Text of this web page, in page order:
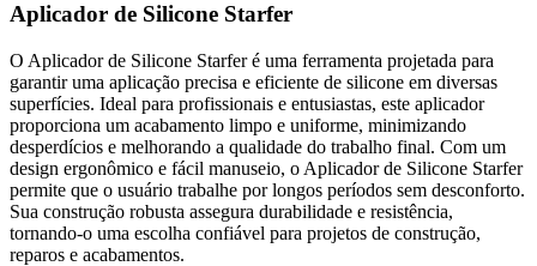
Aplicador de Silicone Starfer
O Aplicador de Silicone Starfer é uma ferramenta projetada para
garantir uma aplicação precisa e eficiente de silicone em diversas
superfícies. Ideal para profissionais e entusiastas, este aplicador
proporciona um acabamento limpo e uniforme, minimizando
desperdícios e melhorando a qualidade do trabalho final. Com um
design ergonômico e fácil manuseio, o Aplicador de Silicone Starfer
permite que o usuário trabalhe por longos períodos sem desconforto.
Sua construção robusta assegura durabilidade e resistência,
tornando-o uma escolha confiável para projetos de construção,
reparos e acabamentos.